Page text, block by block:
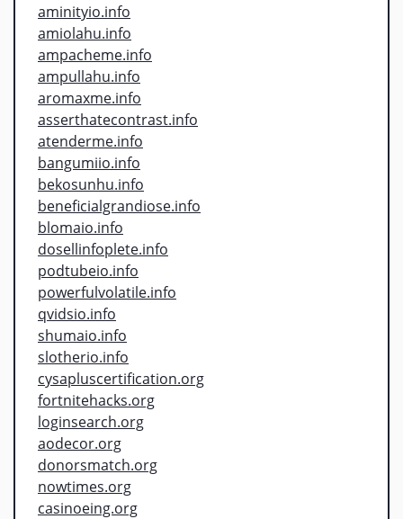
aminityio.info
amiolahu.info
ampacheme.info
ampullahu.info
aromaxme.info
asserthatecontrast.info
atenderme.info
bangumiio.info
bekosunhu.info
beneficialgrandiose.info
blomaio.info
dosellinfoplete.info
podtubeio.info
powerfulvolatile.info
qvidsio.info
shumaio.info
slotherio.info
cysapluscertification.org
fortnitehacks.org
loginsearch.org
aodecor.org
donorsmatch.org
nowtimes.org
casinoeing.org